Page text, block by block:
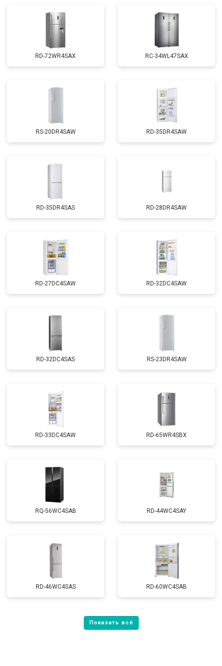
RD-72WR4SAX RС-34WL47SAX
RS-20DR4SAW RD-35DR4SAW
RD-35DR4SAS RD-28DR4SAW
RD-27DC4SAW RD-32DC4SAW
RD-32DC4SAS RS-23DR4SAW
RD-33DC4SAW RD-65WR4SBX
RQ-56WC4SAB RD-44WC4SAY
RD-46WC4SAS RD-60WC4SAB